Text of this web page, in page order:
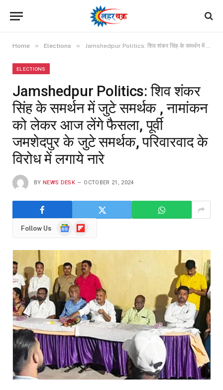
Home » Elections » Jamshedpur Politics: शिव शंकर सिंह के समर्थन में जुटे समर्थक , नामांकन को लेकर आज लेंगे फैसला, पूर्वी जमशेदपुर के जुटे समर्थक, परिवारवाद के विरोध में लगाये नारे
ELECTIONS
Jamshedpur Politics: शिव शंकर
सिंह के समर्थन में जुटे समर्थक , नामांकन
को लेकर आज लेंगे फैसला, पूर्वी
जमशेदपुर के जुटे समर्थक, परिवारवाद के
विरोध में लगाये नारे
BY NEWS DESK OCTOBER 21, 2024
Follow Us
GoogleFlipboard